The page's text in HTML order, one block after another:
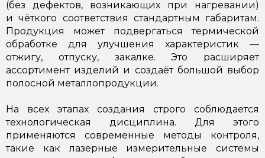
(без дефектов, возникающих при нагревании)
и чёткого соответствия стандартным габаритам.
Продукция может подвергаться термической
обработке для улучшения характеристик —
отжигу, отпуску, закалке. Это расширяет
ассортимент изделий и создаёт большой выбор
полосной металлопродукции.
На всех этапах создания строго соблюдается
технологическая дисциплина. Для этого
применяются современные методы контроля,
такие как лазерные измерительные системы